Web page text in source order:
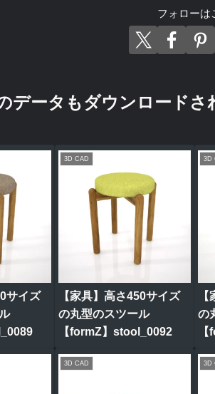
フォローは
データもダウンロードさ
サイズ
3D CAD
【家具】高さ450サイズ
の丸型のスツール
【formZ】stool_0092
3D
の
3D CAD 3D